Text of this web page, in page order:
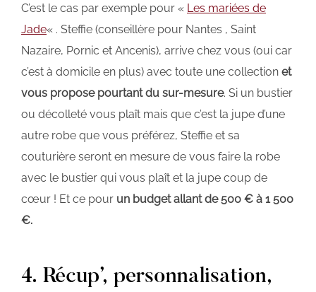
C’est le cas par exemple pour « Les mariées de
Jade« . Steffie (conseillère pour Nantes , Saint
Nazaire, Pornic et Ancenis), arrive chez vous (oui car
c’est à domicile en plus) avec toute une collection et
vous propose pourtant du sur-mesure. Si un bustier
ou décolleté vous plaît mais que c’est la jupe d’une
autre robe que vous préférez, Steffie et sa
couturière seront en mesure de vous faire la robe
avec le bustier qui vous plaît et la jupe coup de
cœur ! Et ce pour un budget allant de 500 € à 1 500
€.
4. Récup’, personnalisation,